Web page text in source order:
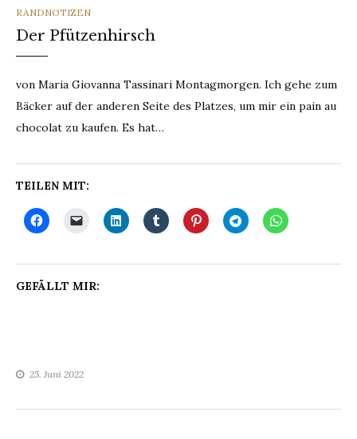
CATEGORIES
RANDNOTIZEN
Der Pfützenhirsch
von Maria Giovanna Tassinari Montagmorgen. Ich gehe zum
Bäcker auf der anderen Seite des Platzes, um mir ein pain au
chocolat zu kaufen. Es hat…
TEILEN MIT:
GEFÄLLT MIR:
25. Juni 2022